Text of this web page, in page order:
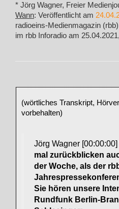
* Jörg Wagner, Freier
Wann: Veröffentlicht am
radioeins-Medienmagazin
im rbb Inforadio am
(wörtliches Transkript,
vorbehalten)
Jörg Wagner [00:00:00]
mal zurückblicken
der Woche, als der
Sie hören unsere
Rundfunk Berlin-